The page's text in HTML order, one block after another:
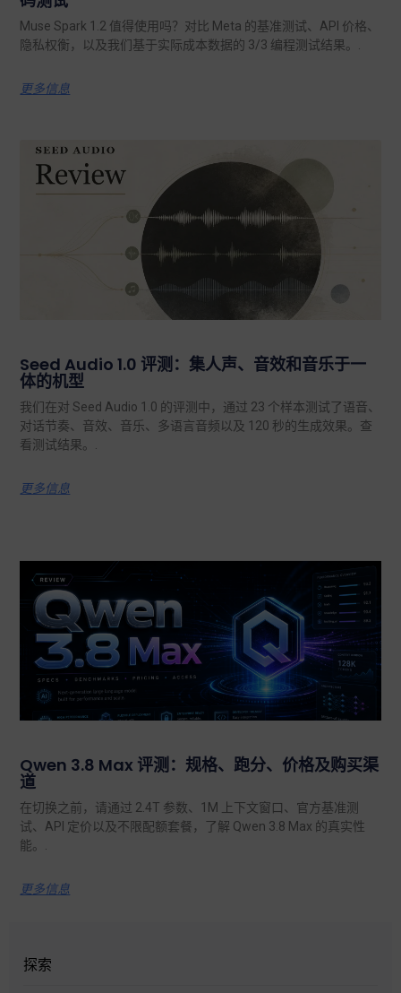
Muse Spark 1.2 值得使用吗？对比 Meta 的基准测试、API 价格、
隐私权衡，以及我们基于实际成本数据的 3/3 编程测试结果。.
更多信息
Seed Audio 1.0 评测：集人声、音效和音乐于一
体的机型
我们在对 Seed Audio 1.0 的评测中，通过 23 个样本测试了语音、
对话节奏、音效、音乐、多语言音频以及 120 秒的生成效果。查
看测试结果。.
更多信息
Qwen 3.8 Max 评测：规格、跑分、价格及购买渠
道
在切换之前，请通过 2.4T 参数、1M 上下文窗口、官方基准测
试、API 定价以及不限配额套餐，了解 Qwen 3.8 Max 的真实性
能。.
更多信息
探索